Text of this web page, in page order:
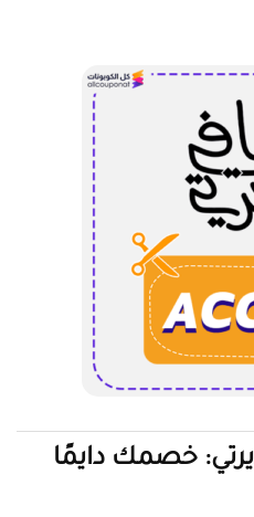
خصمك دايمًا